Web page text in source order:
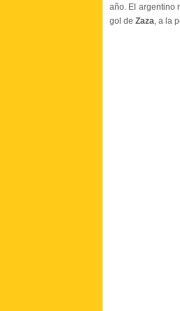
año. El argentino
gol de Zaza, a la